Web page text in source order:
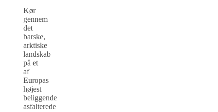
Kør
gennem
det
barske,
arktiske
landskab
på et
af
Europas
højest
beliggende
asfalterede